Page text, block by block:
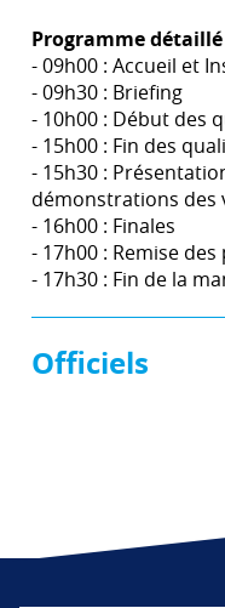
Programme détaillé
- 09h00 : Accueil et
- 09h30 : Briefing
- 10h00 : Début des
- 15h00 : Fin des
- 15h30 :
démonstrations des
- 16h00 : Finales
- 17h00 : Remise des
- 17h30 : Fin de la
Officiels